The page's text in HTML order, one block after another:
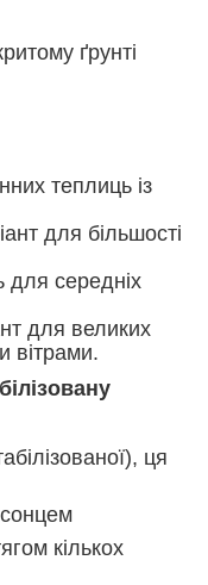
ґрунті
теплиць із
для більшості
для середніх
для великих
вітрами.
ця
кількох